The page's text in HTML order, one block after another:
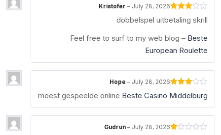
3out
Kristofer– July 28, 2026
dobbelspel uitbetaling skrill
Feel free to surf to my web blog – Beste
European Roulette
3out
Hope– July 28, 2026
meest gespeelde online Beste Casino Middelburg
Gudrun– July 28, 2026